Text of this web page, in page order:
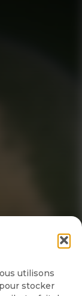
utilisons
stocker